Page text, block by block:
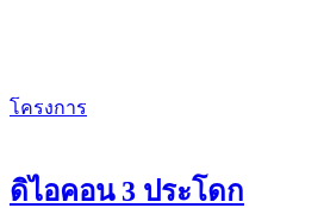
โครงการ
ดิไอคอน 3 ประโดก